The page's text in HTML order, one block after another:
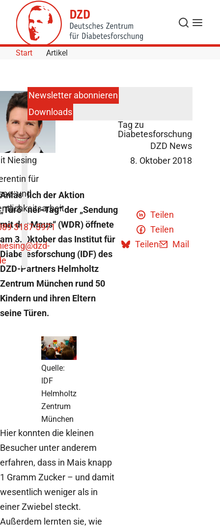
Skip to Content
Suche
Start Artikel
Tag zu
Diabetesforschung
DZD News
8. Oktober 2018
Anlässlich der Aktion
„Türöffner-Tag“ der „Sendung
mit der Maus“ (WDR) öffnete
am 3. Oktober das Institut für
Diabetesforschung (IDF) des
DZD-Partners Helmholtz
Zentrum München rund 50
Kindern und ihren Eltern
seine Türen.
Quelle:
IDF
Helmholtz
Zentrum
München
Hier konnten die kleinen
Besucher unter anderem
erfahren, dass in Mais knapp
1 Gramm Zucker – und damit
wesentlich weniger als in
einer Zwiebel steckt.
Außerdem lernten sie, wie
Teilen
Teilen
Teilen
Mail
Niesing
für
und
3187-3971
@dzd-
Newsletter abonnieren
Downloads